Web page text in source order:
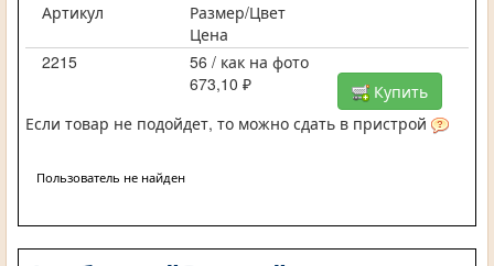
Артикул
Размер/Цвет
Цена
2215
56 / как на фото
673,10 ₽
Купить
Если товар не подойдет, то можно сдать в пристрой
Пользователь не найден